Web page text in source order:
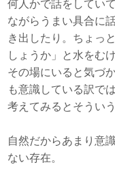
何人かで話をしてい
ながらうまい具合に
き出したり。ちょっ
しょうか」と水をむ
その場にいると気づ
も意識している訳で
考えてみるとそうい
自然だからあまり意
ない存在。